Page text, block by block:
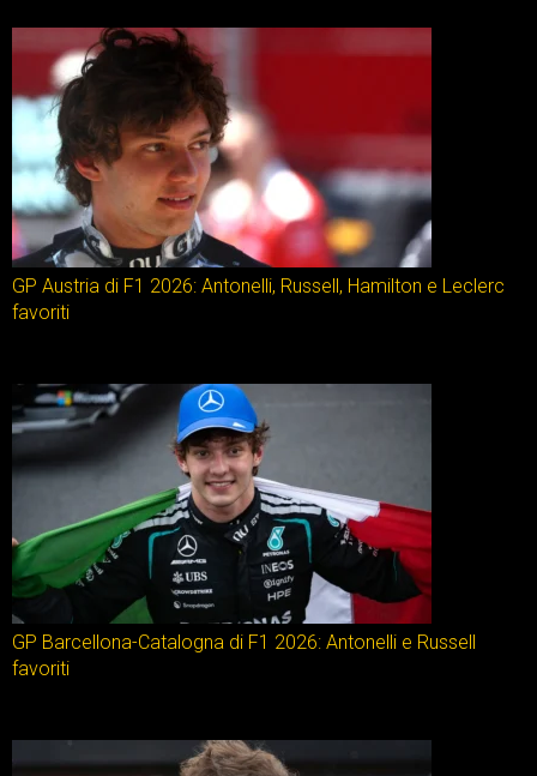
GP Austria di F1 2026: Antonelli, Russell, Hamilton e Leclerc
favoriti
GP Barcellona-Catalogna di F1 2026: Antonelli e Russell
favoriti